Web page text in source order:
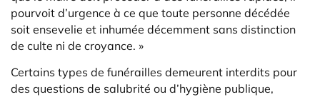
pourvoit d’urgence à ce que toute personne décédée
soit ensevelie et inhumée décemment sans distinction
de culte ni de croyance. »
Certains types de funérailles demeurent interdits pour
des questions de salubrité ou d’hygiène publique,